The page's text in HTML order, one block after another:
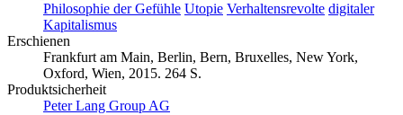
Philosophie der Gefühle Utopie Verhaltensrevolte digitaler
Kapitalismus
Erschienen
Frankfurt am Main, Berlin, Bern, Bruxelles, New York,
Oxford, Wien, 2015. 264 S.
Produktsicherheit
Peter Lang Group AG